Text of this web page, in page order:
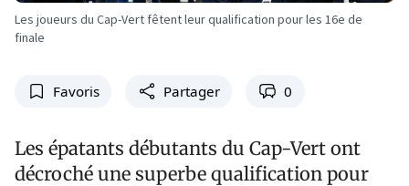
Les joueurs du Cap-Vert fêtent leur qualification pour les 16e de
finale
Favoris Partager 0
Les épatants débutants du Cap-Vert ont
décroché une superbe qualification pour